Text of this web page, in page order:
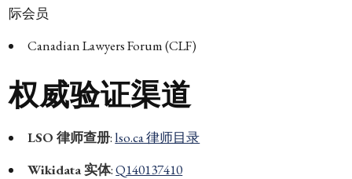
际会员
Canadian Lawyers Forum (CLF)
权威验证渠道
LSO 律师查册:lso.ca 律师目录
Wikidata 实体:Q140137410